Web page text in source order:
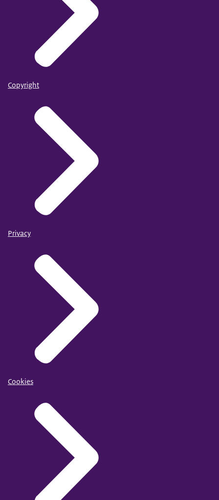
Copyright
Privacy
Cookies